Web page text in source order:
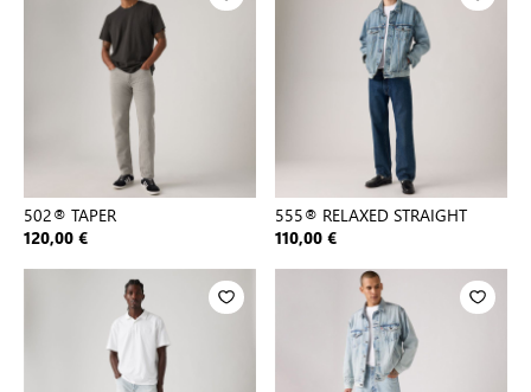
502® TAPER
120,00 €
555® RELAXED STRAIGHT
110,00 €